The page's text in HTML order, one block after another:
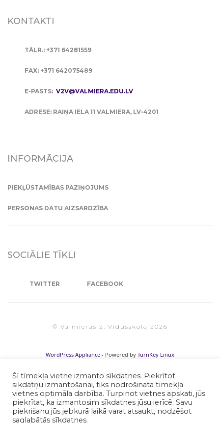
KONTAKTI
TĀLR.: +371 64281559
FAX: +371 642075489
E-PASTS: V2V@VALMIERA.EDU.LV
ADRESE: RAIŅA IELA 11 VALMIERA, LV-4201
INFORMĀCIJA
PIEKĻŪSTAMĪBAS PAZIŅOJUMS
PERSONAS DATU AIZSARDZĪBA
SOCIĀLIE TĪKLI
TWITTER FACEBOOK
© Valmieras 2. Vidusskola 2026
Šī tīmekļa vietne izmanto sīkdatnes. Piekrītot
sīkdatņu izmantošanai, tiks nodrošināta tīmekļa
vietnes optimāla darbība. Turpinot vietnes apskati, jūs
piekrītat, ka izmantosim sīkdatnes jūsu ierīcē. Savu
piekrišanu jūs jebkurā laikā varat atsaukt, nodzēšot
saglabātās sīkdatnes.
WordPress Appliance - Powered by TurnKey Linux